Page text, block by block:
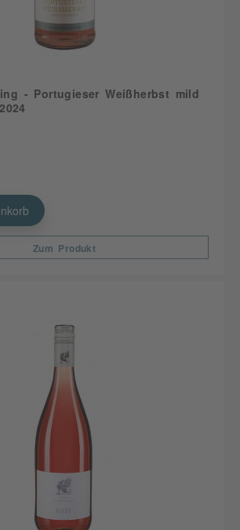
- Portugieser Weißherbst mild
Zum Produkt